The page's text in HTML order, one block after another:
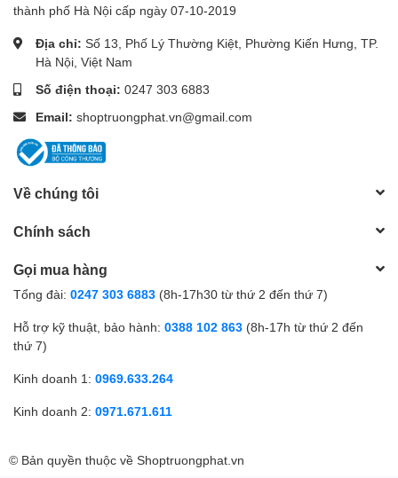
thành phố Hà Nội cấp ngày 07-10-2019
Địa chỉ: Số 13, Phố Lý Thường Kiệt, Phường Kiến Hưng, TP.
Hà Nội, Việt Nam
Số điện thoại: 0247 303 6883
Email: shoptruongphat.vn@gmail.com
Về chúng tôi
Chính sách
Gọi mua hàng
Tổng đài: 0247 303 6883 (8h-17h30 từ thứ 2 đến thứ 7)
Hỗ trợ kỹ thuật, bảo hành: 0388 102 863 (8h-17h từ thứ 2 đến
thứ 7)
Kinh doanh 1: 0969.633.264
Kinh doanh 2: 0971.671.611
© Bản quyền thuộc về Shoptruongphat.vn